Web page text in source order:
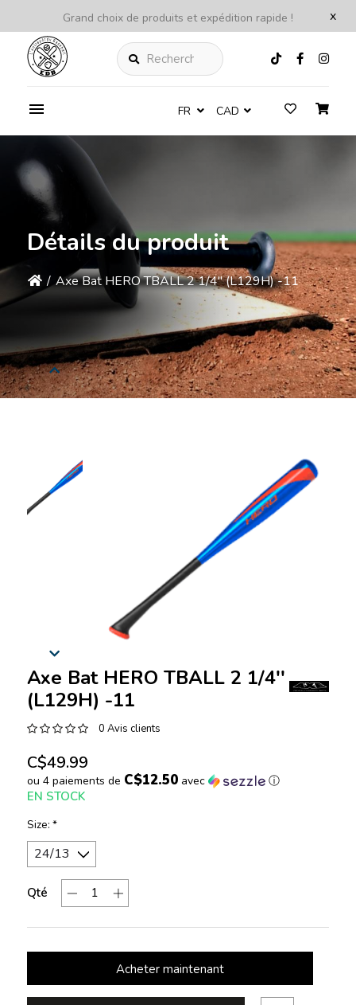
x
Grand choix de produits et expédition rapide !
Rechercher
FR CAD
Détails du produit
/ Axe Bat HERO TBALL 2 1/4'' (L129H) -11
Axe Bat HERO TBALL 2 1/4''
(L129H) -11
0 Avis clients
C$49.99
ou 4 paiements de C$12.50avec ⓘ
EN STOCK
Size: *
Qté
Acheter maintenant